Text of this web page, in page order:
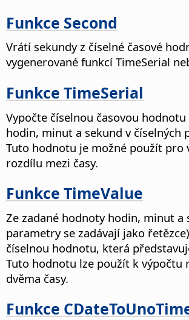
Funkce Second
Vrátí sekundy z číselné časové
vygenerované funkcí TimeSerial
Funkce TimeSerial
Vypočte číselnou časovou hodnotu
hodin, minut a sekund v číselných
Tuto hodnotu je možné použít pro
rozdílu mezi časy.
Funkce TimeValue
Ze zadané hodnoty hodin, minut a
parametry se zadávají jako
číselnou hodnotu, která
Tuto hodnotu lze použít k výpočtu
dvěma časy.
Funkce